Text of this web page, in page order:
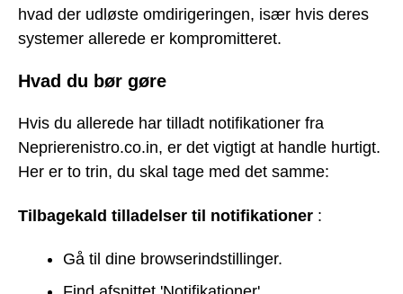
hvad der udløste omdirigeringen, især hvis deres
systemer allerede er kompromitteret.
Hvad du bør gøre
Hvis du allerede har tilladt notifikationer fra
Neprierenistro.co.in, er det vigtigt at handle hurtigt.
Her er to trin, du skal tage med det samme:
Tilbagekald tilladelser til notifikationer :
Gå til dine browserindstillinger.